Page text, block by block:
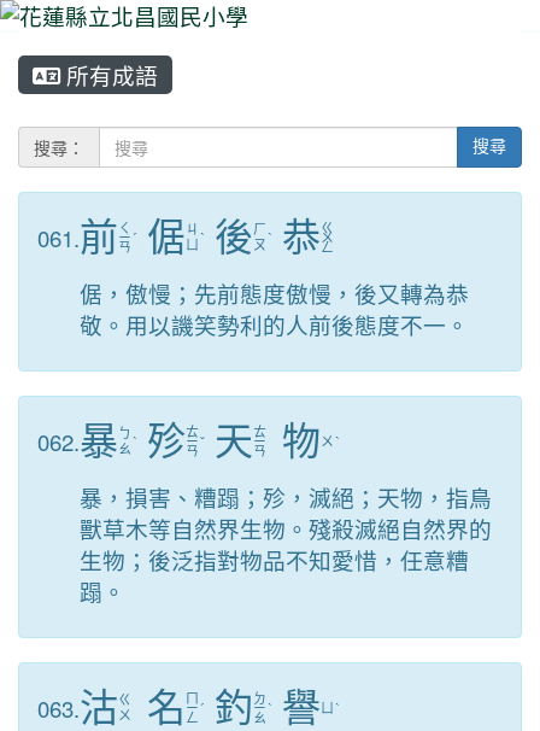
所有成語
搜尋： 搜尋
061.前 ㄑ
ㄧ
ㄢ
ˊ 倨 ㄐ
ˋ 後ㄏ
ㄡˋ 恭ㄍ
ㄨ
ㄥ
倨，傲慢；先前態度傲慢，後又轉為恭
敬。用以譏笑勢利的人前後態度不一。
062.暴 ㄅ
ㄠˋ 殄ㄊ
ㄧ
ㄢ
ˇ 天ㄊ
ㄧ
ㄢ 物 ㄨ ˋ
暴，損害、糟蹋；殄，滅絕；天物，指鳥
獸草木等自然界生物。殘殺滅絕自然界的
生物；後泛指對物品不知愛惜，任意糟
蹋。
063.沽ㄍ
ㄨ
名 ㄇ
ㄧ
ㄥ
ˊ 釣 ㄉ
ㄧ
ㄠ
ˋ 譽 ˋ